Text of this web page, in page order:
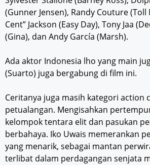
(Gunner Jensen), Randy Couture (Toll
Cent” Jackson (Easy Day), Tony Jaa
(Gina), dan Andy García (Marsh).
Ada aktor Indonesia lho yang main
(Suarto) juga bergabung di film ini.
Ceritanya juga masih kategori action
petualangan. Mengisahkan
kelompok tentara elit dan pasukan
berbahaya. Iko Uwais memerankan
yang menarik, sebagai mantan
terlibat dalam perdagangan senjata